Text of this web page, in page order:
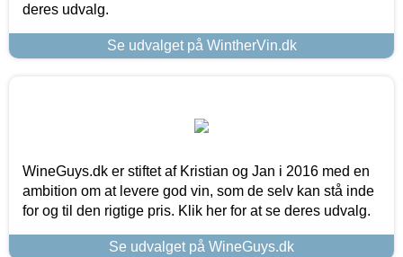
deres udvalg.
Se udvalget på WintherVin.dk
WineGuys.dk er stiftet af Kristian og Jan i 2016 med en
ambition om at levere god vin, som de selv kan stå inde
for og til den rigtige pris. Klik her for at se deres udvalg.
Se udvalget på WineGuys.dk